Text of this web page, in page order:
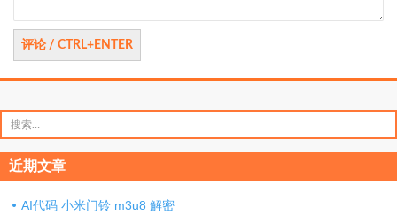
索：
近期文章
AI代码 小米门铃 m3u8 解密